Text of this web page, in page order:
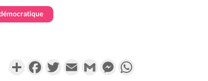
PartagerFacebookTwitterEmail Gmail Messenger